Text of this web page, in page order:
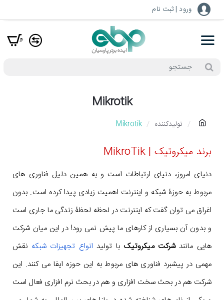
ورود | ثبت نام
Mikrotik
m
e
تولیدکننده Mikrotik
برند میکروتیک | MikroTik
دنیای امروز، دنیای ارتباطات است و به همین دلیل فناوری های
مربوط به حوزۀ شبکه و اینترنت اهمیت زیادی پیدا کرده است. بدون
اغراق می توان گفت که اینترنت در لحظه لحظۀ زندگی ما جاری است
و بدون آن بسیاری از کارهای ما پیش نمی رود! در این میان شرکت
هایی مانندشرکت میکروتیک با تولید انواع تجهیزات شبکه نقش
مهمی در پیشبرد فناوری های مربوط به این حوزه ایفا می کنند. این
شرکت هم در بحث سخت افزاری و هم در بحث نرم افزاری فعال است